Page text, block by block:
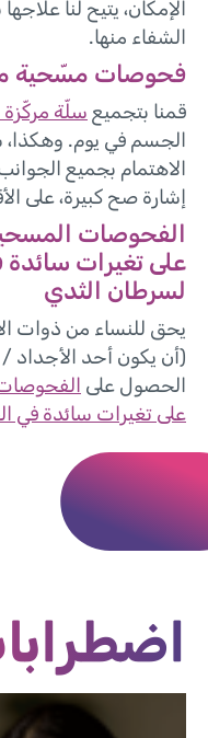
الإمكان، يتيح لنا
الشفاء منها.
فحوصات مسّحية
قمنا بتجميع سلّة
الجسم في يوم.
الاهتمام بجميع
إشارة صح كبيرة، على
الفحوصات
على تغيرات سائدة
لسرطان الثدي
يحق للنساء من ذوات
(أن يكون أحد الأجداد
الحصول على الفحوصات
على تغيرات سائدة في